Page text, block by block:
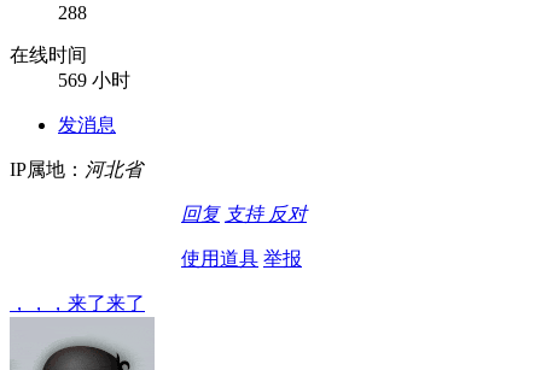
288
在线时间
569 小时
发消息
IP属地： 河北省
回复 支持 反对
使用道具 举报
，，，来了来了